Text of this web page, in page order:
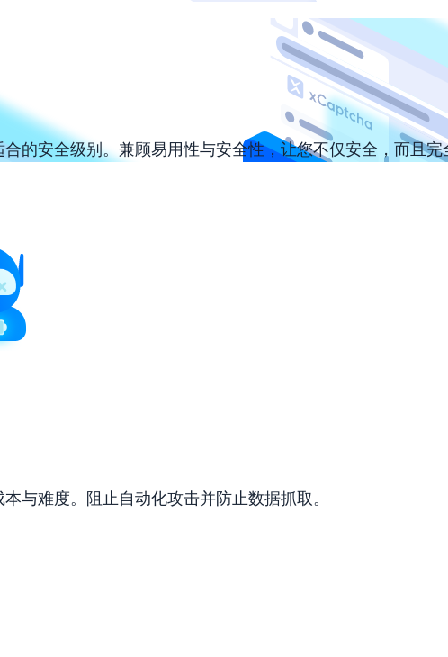
的安全级别。兼顾易用性与安全性，让您不仅安全，而且完
与难度。阻止自动化攻击并防止数据抓取。